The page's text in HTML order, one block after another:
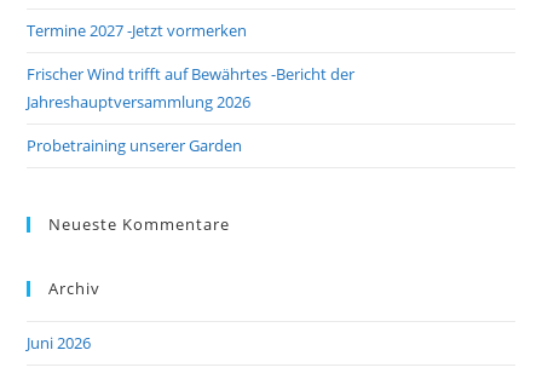
Termine 2027 -Jetzt vormerken
Frischer Wind trifft auf Bewährtes -Bericht der
Jahreshauptversammlung 2026
Probetraining unserer Garden
Neueste Kommentare
Archiv
Juni 2026